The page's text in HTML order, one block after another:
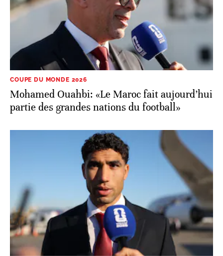
COUPE DU MONDE 2026
Mohamed Ouahbi: «Le Maroc fait aujourd’hui
partie des grandes nations du football»